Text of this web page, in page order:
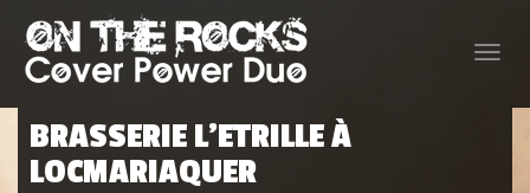
Toggle
BRASSERIE L’ETRILLE À
LOCMARIAQUER